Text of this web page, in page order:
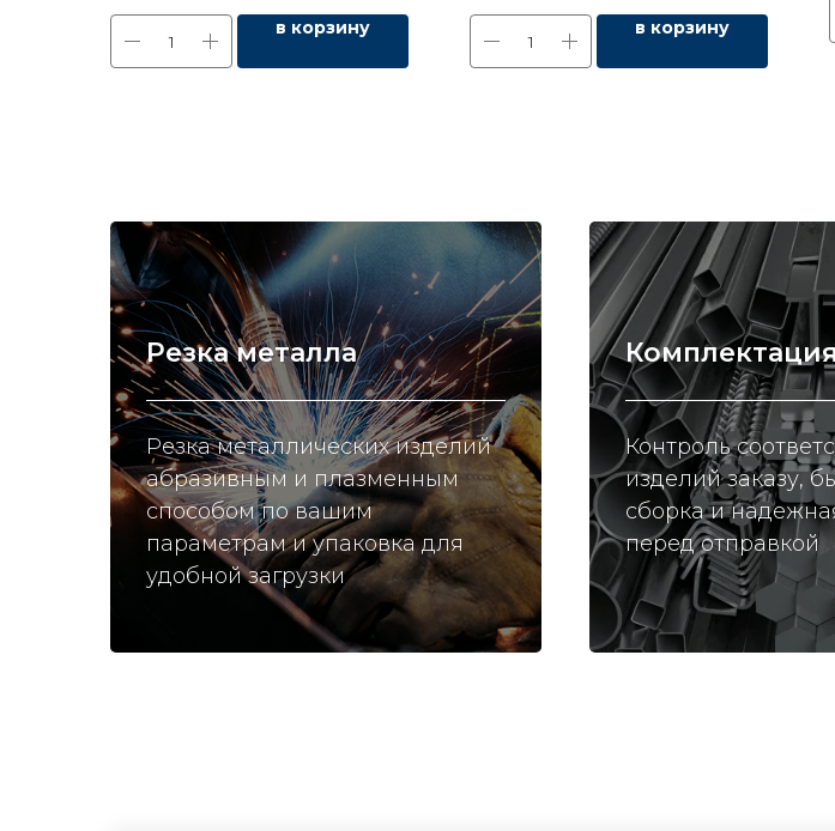
в корзину в корзину
Резка металла
Резка металлических изделий
абразивным и плазменным
способом по вашим
параметрам и упаковка для
удобной загрузки
Контроль
изделий заказу,
сборка и
перед отправкой